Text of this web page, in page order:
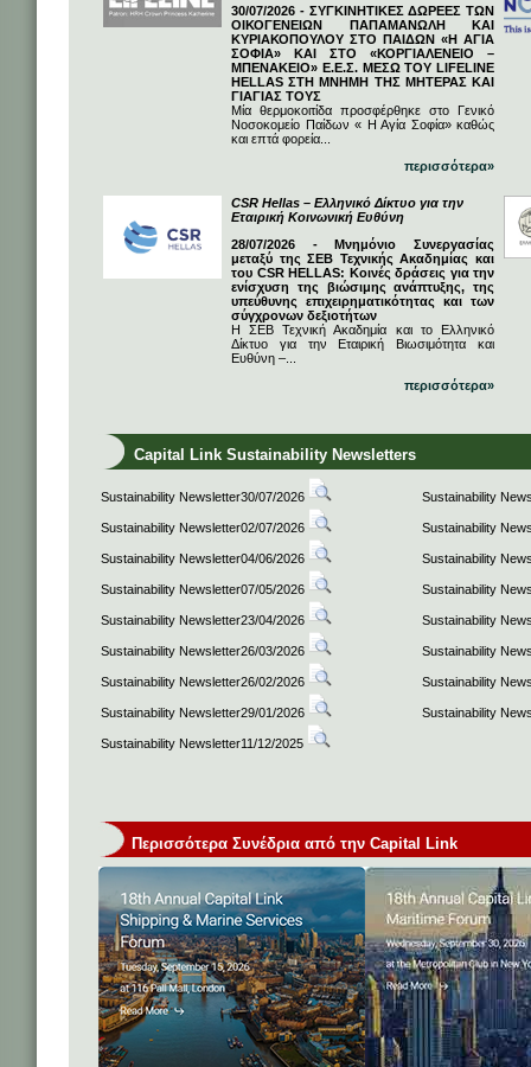
30/07/2026 - ΣΥΓΚΙΝΗΤΙΚΕΣ ΔΩΡΕΕΣ ΤΩΝ
ΟΙΚΟΓΕΝΕΙΩΝ ΠΑΠΑΜΑΝΩΛΗ ΚΑΙ
ΚΥΡΙΑΚΟΠΟΥΛΟΥ ΣΤΟ ΠΑΙΔΩΝ «Η ΑΓΙΑ
ΣΟΦΙΑ» ΚΑΙ ΣΤΟ «ΚΟΡΓΙΑΛΕΝΕΙΟ –
ΜΠΕΝΑΚΕΙΟ» Ε.Ε.Σ. ΜΕΣΩ ΤΟΥ LIFELINE
HELLAS ΣΤΗ ΜΝΗΜΗ ΤΗΣ ΜΗΤΕΡΑΣ ΚΑΙ
ΓΙΑΓΙΑΣ ΤΟΥΣ
Μία θερμοκοιτίδα προσφέρθηκε στο Γενικό
Νοσοκομείο Παίδων « Η Αγία Σοφία» καθώς
και επτά φορεία...
περισσότερα»
CSR Hellas – Ελληνικό Δίκτυο για την
Εταιρική Κοινωνική Ευθύνη
28/07/2026 - Μνημόνιο Συνεργασίας
μεταξύ της ΣΕΒ Τεχνικής Ακαδημίας και
του CSR HELLAS: Κοινές δράσεις για την
ενίσχυση της βιώσιμης ανάπτυξης, της
υπεύθυνης επιχειρηματικότητας και των
σύγχρονων δεξιοτήτων
Η ΣΕΒ Τεχνική Ακαδημία και το Ελληνικό
Δίκτυο για την Εταιρική Βιωσιμότητα και
Ευθύνη –...
περισσότερα»
Capital Link Sustainability Newsletters
Sustainability Newsletter30/07/2026 Sustainability
Sustainability Newsletter02/07/2026 Sustainability
Sustainability Newsletter04/06/2026 Sustainability
Sustainability Newsletter07/05/2026 Sustainability
Sustainability Newsletter23/04/2026 Sustainability
Sustainability Newsletter26/03/2026 Sustainability
Sustainability Newsletter26/02/2026 Sustainability
Sustainability Newsletter29/01/2026 Sustainability
Sustainability Newsletter11/12/2025
Περισσότερα Συνέδρια από την Capital Link